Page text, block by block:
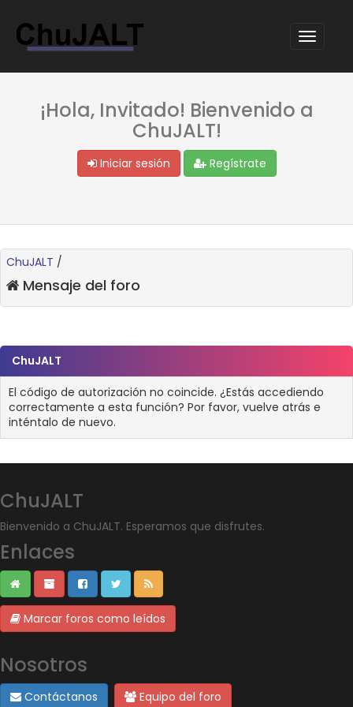
¡Hola, Invitado! Bienvenido a
ChuJALT!
Iniciar sesión Regístrate
ChuJALT /
Mensaje del foro
ChuJALT
El código de autorización no coincide. ¿Estás accediendo
correctamente a esta función? Por favor, vuelve atrás e
inténtalo de nuevo.
ChuJALT
Bienvenido a ChuJALT. Esperamos que disfrutes.
Enlaces
Marcar foros como leídos
Nosotros
Contáctanos Equipo del foro